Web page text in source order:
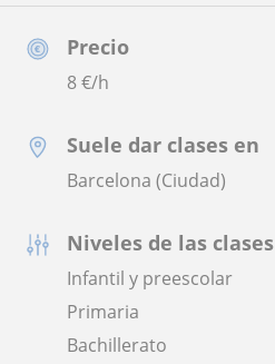
Precio
8€/h
Suele dar clases en
Barcelona (Ciudad)
Niveles de las clases
Infantil y preescolar
Primaria
Bachillerato